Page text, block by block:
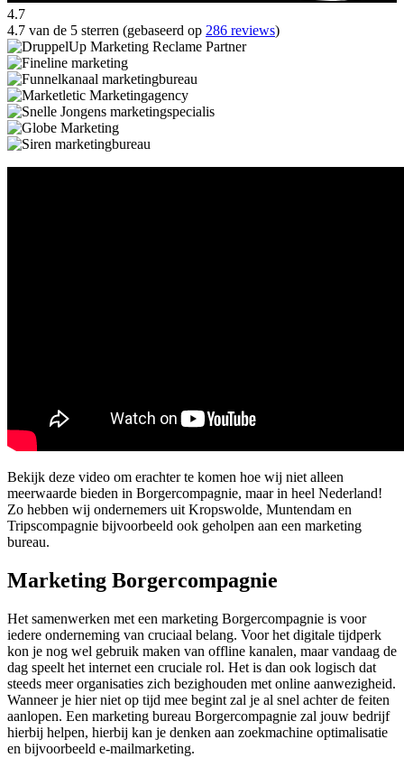
4.7
4.7 van de 5 sterren (gebaseerd op 286 reviews)
Bekijk deze video om erachter te komen hoe wij niet alleen
meerwaarde bieden in Borgercompagnie, maar in heel Nederland!
Zo hebben wij ondernemers uit Kropswolde, Muntendam en
Tripscompagnie bijvoorbeeld ook geholpen aan een marketing
bureau.
Marketing Borgercompagnie
Het samenwerken met een marketing Borgercompagnie is voor
iedere onderneming van cruciaal belang. Voor het digitale tijdperk
kon je nog wel gebruik maken van offline kanalen, maar vandaag de
dag speelt het internet een cruciale rol. Het is dan ook logisch dat
steeds meer organisaties zich bezighouden met online aanwezigheid.
Wanneer je hier niet op tijd mee begint zal je al snel achter de feiten
aanlopen. Een marketing bureau Borgercompagnie zal jouw bedrijf
hierbij helpen, hierbij kan je denken aan zoekmachine optimalisatie
en bijvoorbeeld e-mailmarketing.